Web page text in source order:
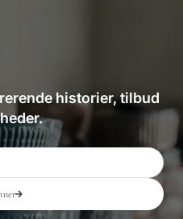
historier, tilbud